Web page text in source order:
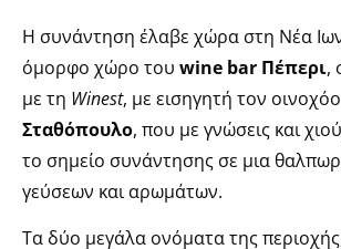
Η συνάντηση έλαβε χώρα στη Νέα
όμορφο χώρο του wine bar Πέπερι,
με τη Winest, με εισηγητή τον οινοχόο
Σταθόπουλο, που με γνώσεις και
το σημείο συνάντησης σε μια
γεύσεων και αρωμάτων.
Τα δύο μεγάλα ονόματα της